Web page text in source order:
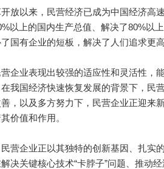
以来，民营经济已成为中国经济高
以上的国内生产总值、解决了80%以
国有企业的短板，解决了人们追求更
业表现出较强的适应性和灵活性，
我国经济快速恢复发展的背景下，民
，以及多方努力下，民营企业正迎来
价值和作用。
企业正以其独特的创新基因、扎实
决关键核心技术“卡脖子”问题、推动